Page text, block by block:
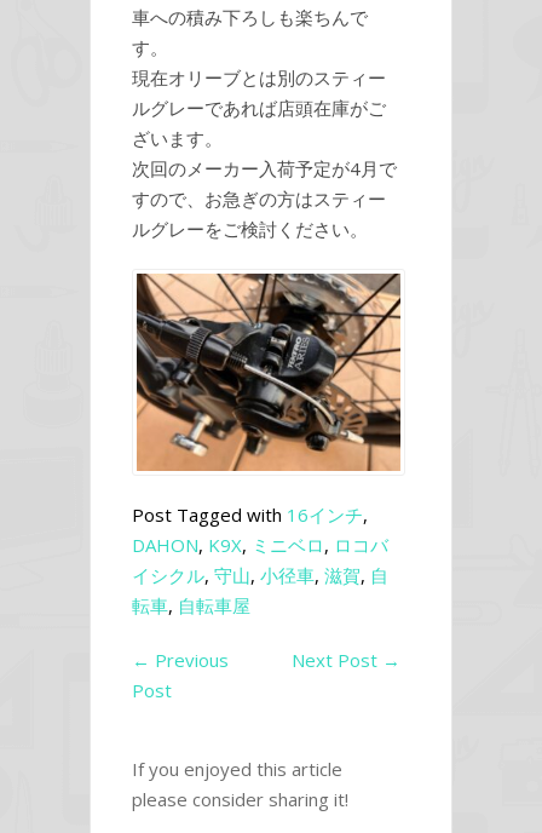
車への積み下ろしも楽ちんで
す。
現在オリーブとは別のスティー
ルグレーであれば店頭在庫がご
ざいます。
次回のメーカー入荷予定が4月で
すので、お急ぎの方はスティー
ルグレーをご検討ください。
Post Tagged with 16インチ,
DAHON, K9X, ミニベロ, ロコバ
イシクル, 守山, 小径車, 滋賀, 自
転車, 自転車屋
← Previous
Post
Next Post →
If you enjoyed this article
please consider sharing it!